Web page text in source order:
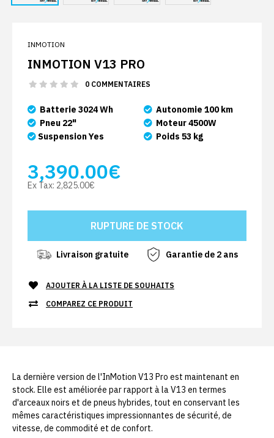
INMOTION
INMOTION V13 PRO
0 COMMENTAIRES
Batterie 3024 Wh
Pneu 22"
Suspension Yes
Autonomie 100 km
Moteur 4500W
Poids 53 kg
3,390.00€
Ex Tax: 2,825.00€
Livraison gratuite Garantie de 2 ans
AJOUTER À LA LISTE DE SOUHAITS
COMPAREZ CE PRODUIT
La dernière version de l'InMotion V13 Pro est maintenant en
stock. Elle est améliorée par rapport à la V13 en termes
d'arceaux noirs et de pneus hybrides, tout en conservant les
mêmes caractéristiques impressionnantes de sécurité, de
vitesse, de commodité et de confort.